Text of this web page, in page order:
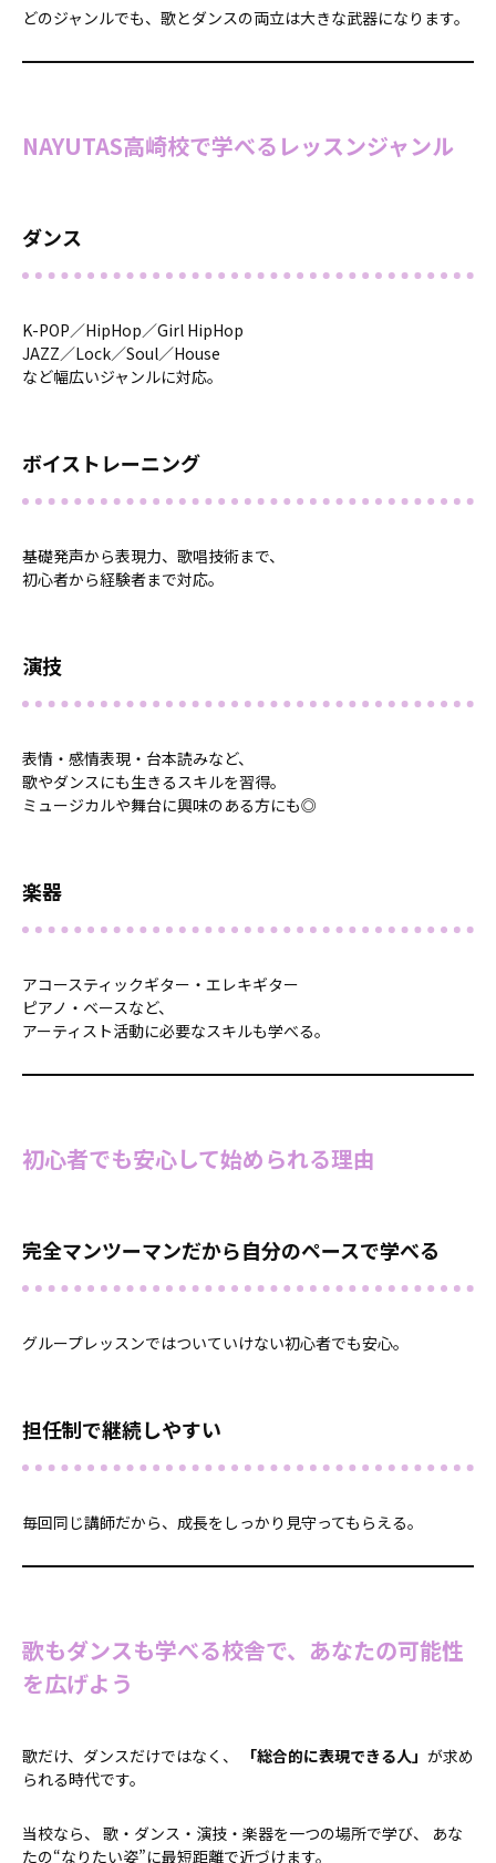
どのジャンルでも、歌とダンスの両立は大きな武器になります。
NAYUTAS高崎校で学べるレッスンジャンル
ダンス
K-POP／HipHop／Girl HipHop
JAZZ／Lock／Soul／House
など幅広いジャンルに対応。
ボイストレーニング
基礎発声から表現力、歌唱技術まで、
初心者から経験者まで対応。
演技
表情・感情表現・台本読みなど、
歌やダンスにも生きるスキルを習得。
ミュージカルや舞台に興味のある方にも◎
楽器
アコースティックギター・エレキギター
ピアノ・ベースなど、
アーティスト活動に必要なスキルも学べる。
初心者でも安心して始められる理由
完全マンツーマンだから自分のペースで学べる
グループレッスンではついていけない初心者でも安心。
担任制で継続しやすい
毎回同じ講師だから、成長をしっかり見守ってもらえる。
歌もダンスも学べる校舎で、あなたの可能性
を広げよう
歌だけ、ダンスだけではなく、 「総合的に表現できる人」 が求め
られる時代です。
当校なら、 歌・ダンス・演技・楽器を一つの場所で学び、 あな
たの“なりたい姿”に最短距離で近づけます。